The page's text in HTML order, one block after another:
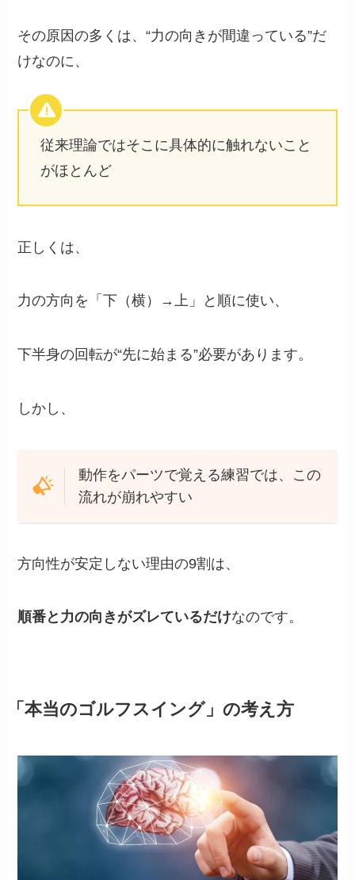
その原因の多くは、“力の向きが間違っている”だ
けなのに、
従来理論ではそこに具体的に触れないこと
がほとんど
正しくは、
力の方向を「下（横）→上」と順に使い、
下半身の回転が“先に始まる”必要があります。
しかし、
動作をパーツで覚える練習では、この
流れが崩れやすい
方向性が安定しない理由の9割は、
順番と力の向きがズレているだけなのです。
「本当のゴルフスイング」の考え方